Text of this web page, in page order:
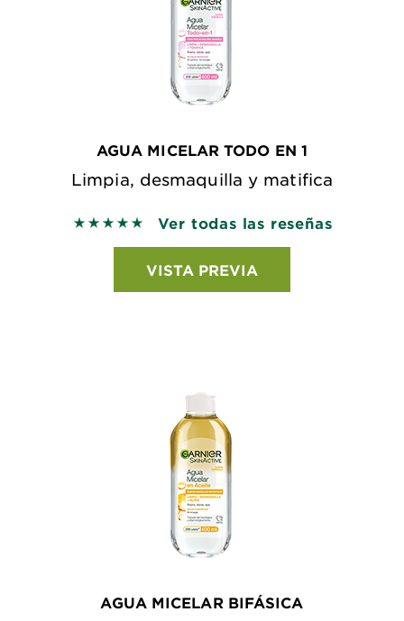
AGUA MICELAR TODO EN 1
Limpia, desmaquilla y matifica
5 out of 5 stars based on reviews
Ver todas las reseñas
VISTA PREVIA
AGUA MICELAR BIFÁSICA